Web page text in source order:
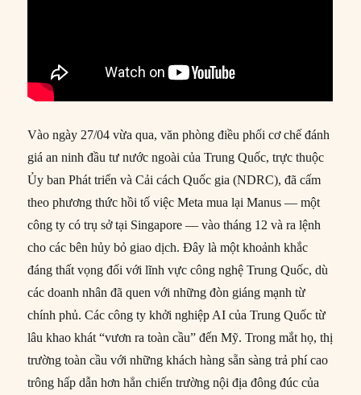
Vào ngày 27/04 vừa qua, văn phòng điều phối cơ chế đánh
giá an ninh đầu tư nước ngoài của Trung Quốc, trực thuộc
Ủy ban Phát triển và Cải cách Quốc gia (NDRC), đã cấm
theo phương thức hồi tố việc Meta mua lại Manus — một
công ty có trụ sở tại Singapore — vào tháng 12 và ra lệnh
cho các bên hủy bỏ giao dịch. Đây là một khoảnh khắc
đáng thất vọng đối với lĩnh vực công nghệ Trung Quốc, dù
các doanh nhân đã quen với những đòn giáng mạnh từ
chính phủ. Các công ty khởi nghiệp AI của Trung Quốc từ
lâu khao khát “vươn ra toàn cầu” đến Mỹ. Trong mắt họ, thị
trường toàn cầu với những khách hàng sẵn sàng trả phí cao
trông hấp dẫn hơn hẳn chiến trường nội địa đông đúc của